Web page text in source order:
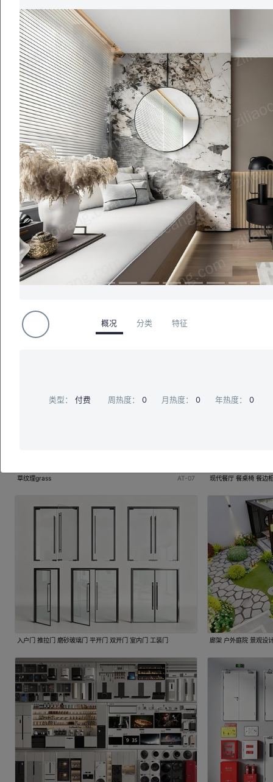
现代玻璃窗 窗户 落地窗 折叠窗 推拉窗 平开窗 阳台窗 飘窗 卧室窗 门窗 铝合金窗户
室内门-现代
现代玻璃门 推拉门 长虹玻璃门 玻璃门窗 落地窗 玻璃隔墙 厨卫门 单开门 双开门 门联窗 入户门
草纹理grass AT-07 现代餐厅 餐桌椅 餐边
入户门 推拉门 磨砂玻璃门 平开门 双开门 室内门 工装门 廊架 户外庭院 景观设
Previous
概况 分类 特征
类型： 付费 周热度： 0 月热度： 0 年热度： 0